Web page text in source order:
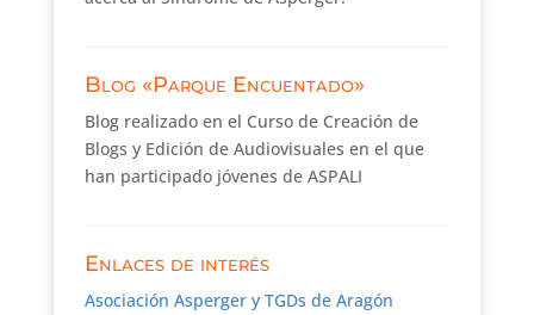
Blog «Parque Encuentado»
Blog realizado en el Curso de Creación de
Blogs y Edición de Audiovisuales en el que
han participado jóvenes de ASPALI
Enlaces de interés
Asociación Asperger y TGDs de Aragón